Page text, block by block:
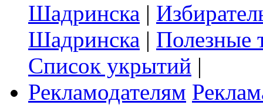
Шадринска |
Шадринска | Полезные
Список укрытий |
Рекламодателям